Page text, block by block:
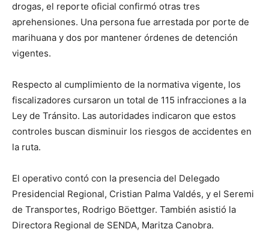
drogas, el reporte oficial confirmó otras tres
aprehensiones. Una persona fue arrestada por porte de
marihuana y dos por mantener órdenes de detención
vigentes.
Respecto al cumplimiento de la normativa vigente, los
fiscalizadores cursaron un total de 115 infracciones a la
Ley de Tránsito. Las autoridades indicaron que estos
controles buscan disminuir los riesgos de accidentes en
la ruta.
El operativo contó con la presencia del Delegado
Presidencial Regional, Cristian Palma Valdés, y el Seremi
de Transportes, Rodrigo Böettger. También asistió la
Directora Regional de SENDA, Maritza Canobra.